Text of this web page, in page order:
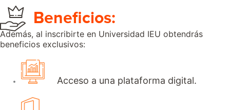
Beneficios:
Además, al inscribirte en Universidad IEU obtendrás
beneficios exclusivos:
Acceso a una plataforma digital.